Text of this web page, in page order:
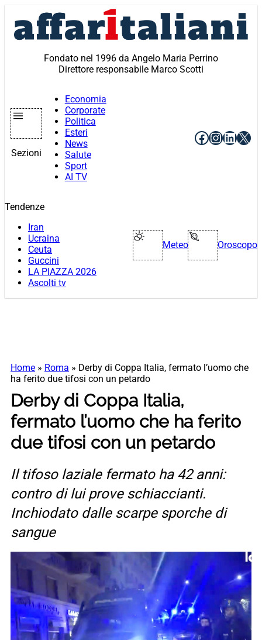
contenuto
Fondato nel 1996 da Angelo Maria Perrino
Direttore responsabile Marco Scotti
Sezioni
Economia
Corporate
Politica
Esteri
News
Salute
Sport
AI TV
Facebook
X
Tendenze
Iran
Ucraina
Ceuta
Guccini
LA PIAZZA 2026
Ascolti tv
Meteo Oroscopo
Home » Roma » Derby di Coppa Italia, fermato l’uomo che
ha ferito due tifosi con un petardo
Derby di Coppa Italia,
fermato l’uomo che ha ferito
due tifosi con un petardo
Il tifoso laziale fermato ha 42 anni:
contro di lui prove schiaccianti.
Inchiodato dalle scarpe sporche di
sangue